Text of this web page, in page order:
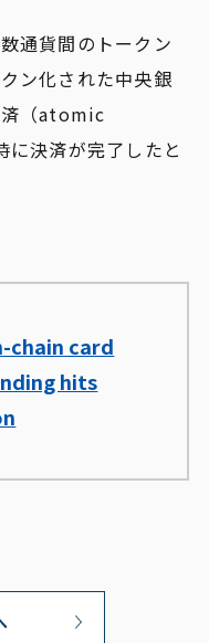
通貨間のトークン
ン化された中央銀
済（atomic
決済が完了したと
chain card
hits